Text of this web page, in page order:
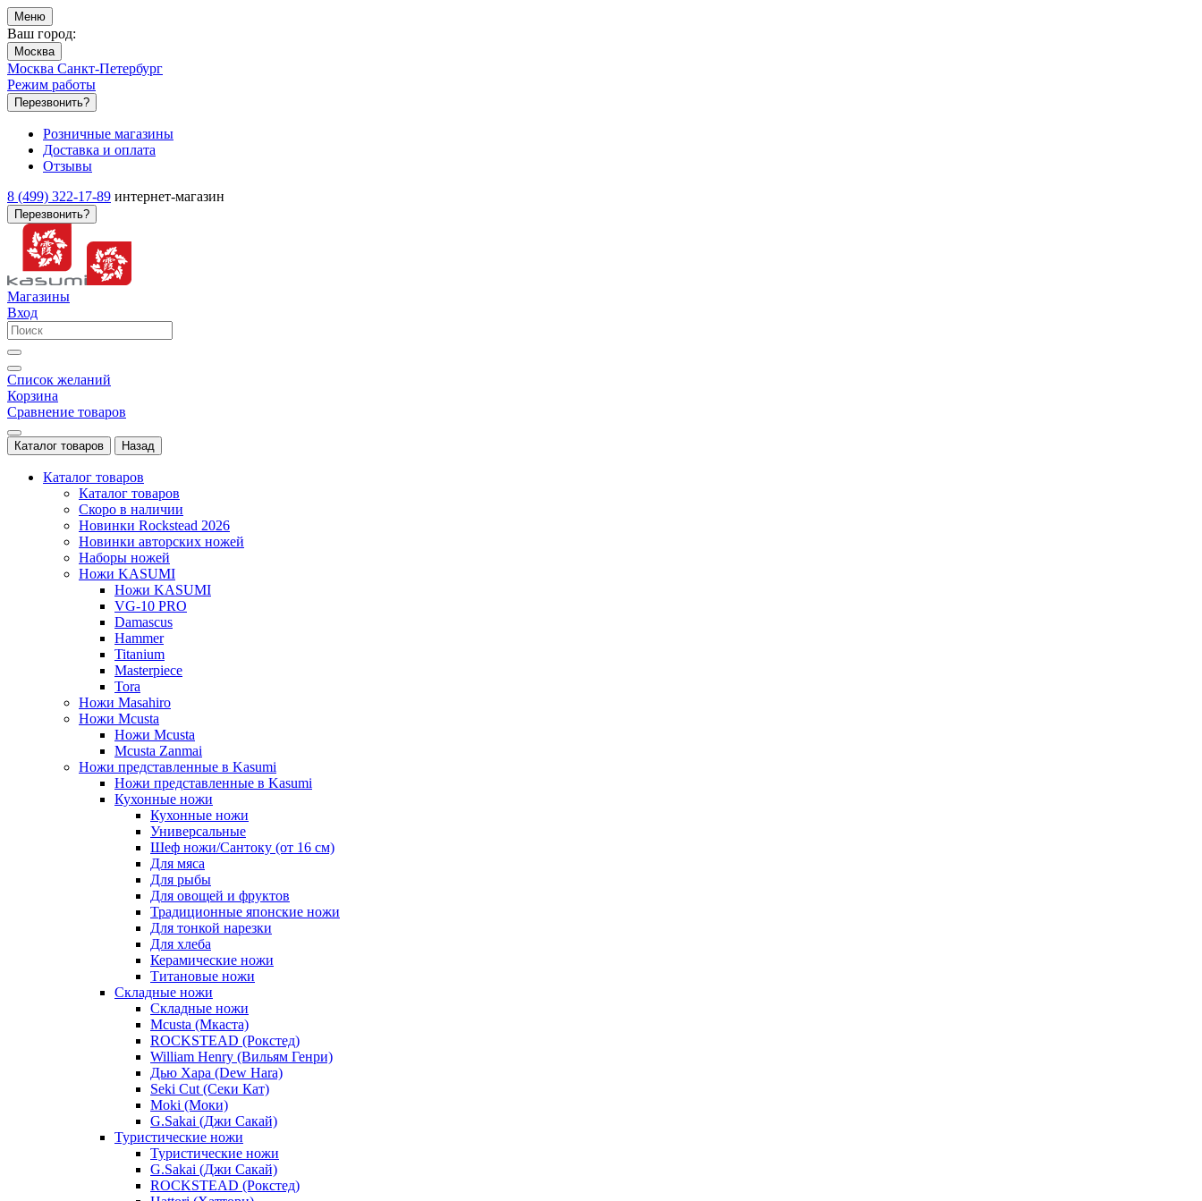
Меню
Ваш город:
Москва
Москва Санкт-Петербург
Режим работы
Перезвонить?
Розничные магазины
Доставка и оплата
Отзывы
8 (499) 322-17-89 интернет-магазин
Перезвонить?
Магазины
Вход
Список желаний
Корзина
Сравнение товаров
Каталог товаров Назад
Каталог товаров
Каталог товаров
Скоро в наличии
Новинки Rockstead 2026
Новинки авторских ножей
Наборы ножей
Ножи KASUMI
Ножи KASUMI
VG-10 PRO
Damascus
Hammer
Titanium
Masterpiece
Tora
Ножи Masahiro
Ножи Mcusta
Ножи Mcusta
Mcusta Zanmai
Ножи представленные в Kasumi
Ножи представленные в Kasumi
Кухонные ножи
Кухонные ножи
Универсальные
Шеф ножи/Сантоку (от 16 см)
Для мяса
Для рыбы
Для овощей и фруктов
Традиционные японские ножи
Для тонкой нарезки
Для хлеба
Керамические ножи
Титановые ножи
Складные ножи
Складные ножи
Mcusta (Мкаста)
ROCKSTEAD (Рокстед)
William Henry (Вильям Генри)
Дью Хара (Dew Hara)
Seki Cut (Секи Кат)
Moki (Моки)
G.Sakai (Джи Сакай)
Туристические ножи
Туристические ножи
G.Sakai (Джи Сакай)
ROCKSTEAD (Рокстед)